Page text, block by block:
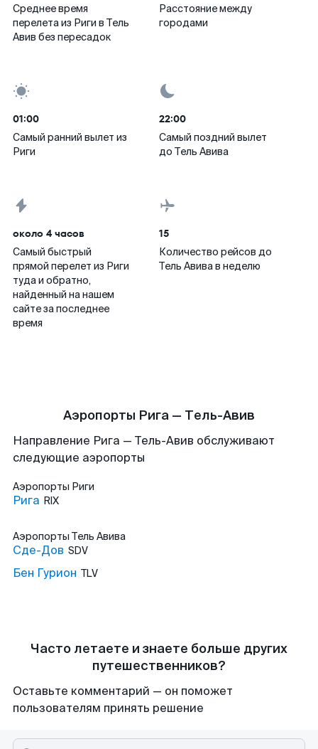
Среднее время
перелета из Риги в Тель
Авив без пересадок
Расстояние между
городами
01:00
Самый ранний вылет из
Риги
22:00
Самый поздний вылет
до Тель Авива
около 4 часов
Самый быстрый
прямой перелет из Риги
туда и обратно,
найденный на нашем
сайте за последнее
время
15
Количество рейсов до
Тель Авива в неделю
Аэропорты Рига — Тель-Авив
Направление Рига — Тель-Авив обслуживают
следующие аэропорты
Аэропорты Риги
Рига RIX
Аэропорты Тель Авива
Сде-Дов SDV
Бен Гурион TLV
Часто летаете и знаете больше других
путешественников?
Оставьте комментарий — он поможет
пользователям принять решение